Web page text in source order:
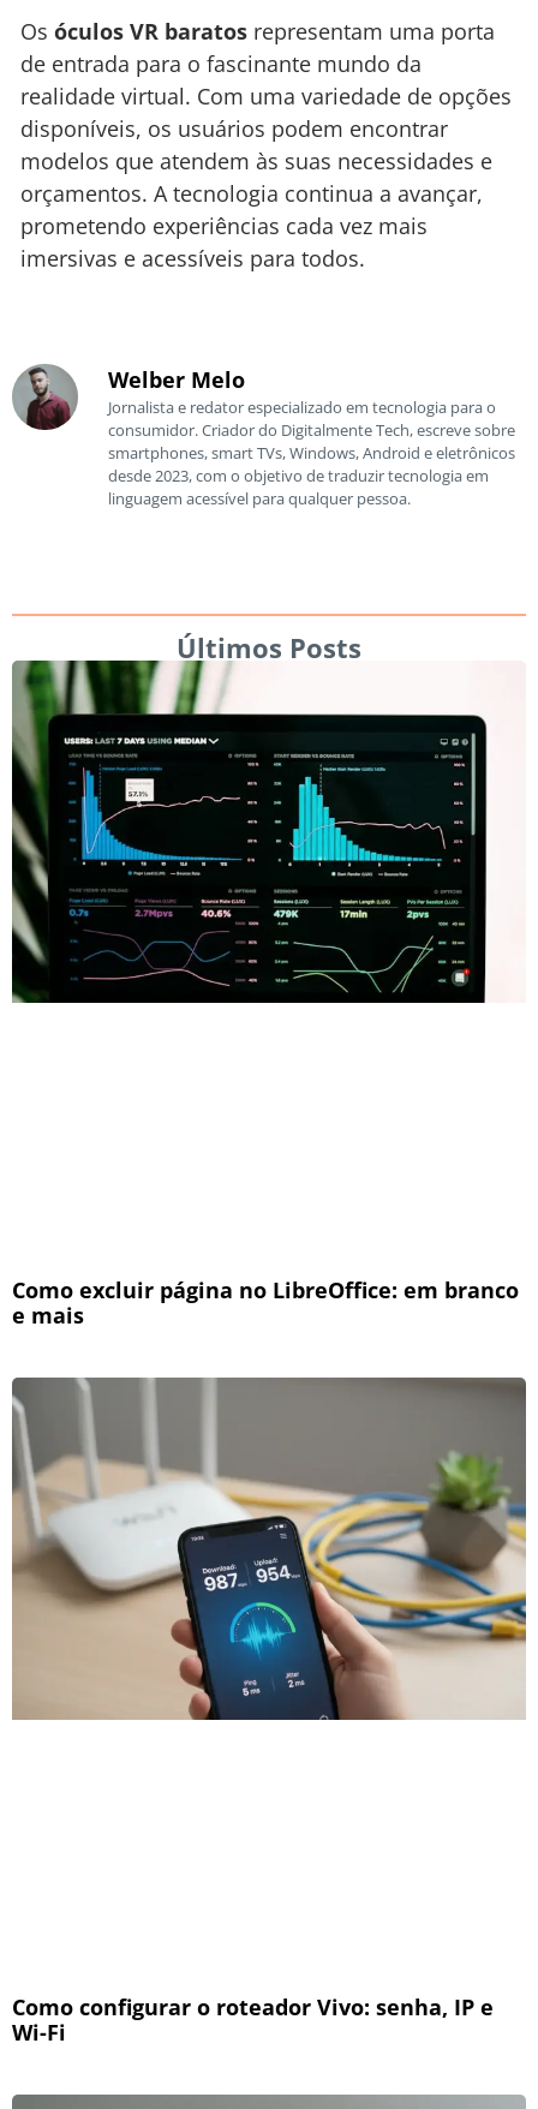
Os óculos VR baratos representam uma porta
de entrada para o fascinante mundo da
realidade virtual. Com uma variedade de opções
disponíveis, os usuários podem encontrar
modelos que atendem às suas necessidades e
orçamentos. A tecnologia continua a avançar,
prometendo experiências cada vez mais
imersivas e acessíveis para todos.
Welber Melo
Jornalista e redator especializado em tecnologia para o
consumidor. Criador do Digitalmente Tech, escreve sobre
smartphones, smart TVs, Windows, Android e eletrônicos
desde 2023, com o objetivo de traduzir tecnologia em
linguagem acessível para qualquer pessoa.
Últimos Posts
Como excluir página no LibreOffice: em branco
e mais
Como configurar o roteador Vivo: senha, IP e
Wi-Fi